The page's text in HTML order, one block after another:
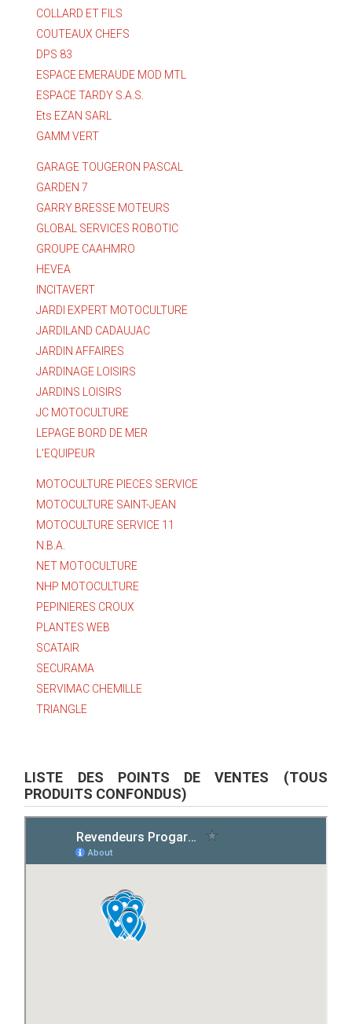
COLLARD ET FILS
COUTEAUX CHEFS
DPS 83
ESPACE EMERAUDE MOD MTL
ESPACE TARDY S.A.S.
Ets EZAN SARL
GAMM VERT
GARAGE TOUGERON PASCAL
GARDEN 7
GARRY BRESSE MOTEURS
GLOBAL SERVICES ROBOTIC
GROUPE CAAHMRO
HEVEA
INCITAVERT
JARDI EXPERT MOTOCULTURE
JARDILAND CADAUJAC
JARDIN AFFAIRES
JARDINAGE LOISIRS
JARDINS LOISIRS
JC MOTOCULTURE
LEPAGE BORD DE MER
L'EQUIPEUR
MOTOCULTURE PIECES SERVICE
MOTOCULTURE SAINT-JEAN
MOTOCULTURE SERVICE 11
N.B.A.
NET MOTOCULTURE
NHP MOTOCULTURE
PEPINIERES CROUX
PLANTES WEB
SCATAIR
SECURAMA
SERVIMAC CHEMILLE
TRIANGLE
LISTE DES POINTS DE VENTES (TOUS
PRODUITS CONFONDUS)